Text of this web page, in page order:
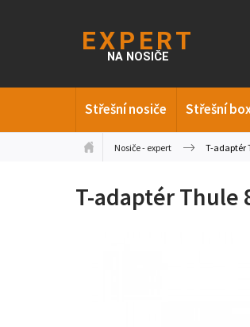
Střešní nosiče Střešní
Nosiče - expert T-adaptér
T-adaptér Thule